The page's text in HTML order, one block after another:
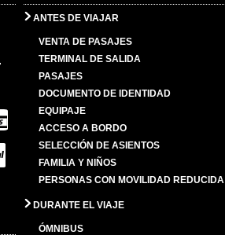
ANTES DE VIAJAR
VENTA DE PASAJES
TERMINAL DE SALIDA
PASAJES
DOCUMENTO DE IDENTIDAD
EQUIPAJE
ACCESO A BORDO
SELECCIÓN DE ASIENTOS
FAMILIA Y NIÑOS
PERSONAS CON MOVILIDAD REDUCIDA
DURANTE EL VIAJE
ÓMNIBUS